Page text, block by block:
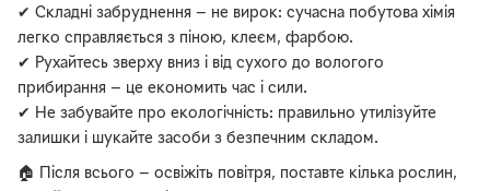
✔ Складні забруднення — не вирок: сучасна побутова хімія
легко справляється з піною, клеєм, фарбою.
✔ Рухайтесь зверху вниз і від сухого до вологого
прибирання — це економить час і сили.
✔ Не забувайте про екологічність: правильно утилізуйте
залишки і шукайте засоби з безпечним складом.
🏠 Після всього — освіжіть повітря, поставте кілька рослин,